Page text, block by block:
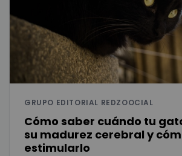
GRUPO EDITORIAL REDZOOCIAL
Cómo saber cuándo tu
su madurez cerebral y
estimularlo